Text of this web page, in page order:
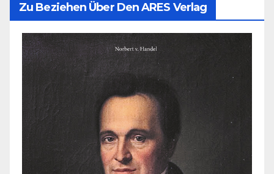
Zu Beziehen Über Den ARES Verlag